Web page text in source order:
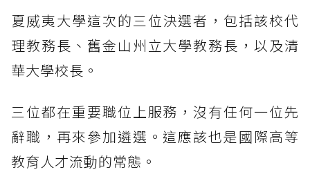
夏威夷大學這次的三位決選者，包括該校代
理教務長、舊金山州立大學教務長，以及清
華大學校長。
三位都在重要職位上服務，沒有任何一位先
辭職，再來參加遴選。這應該也是國際高等
教育人才流動的常態。